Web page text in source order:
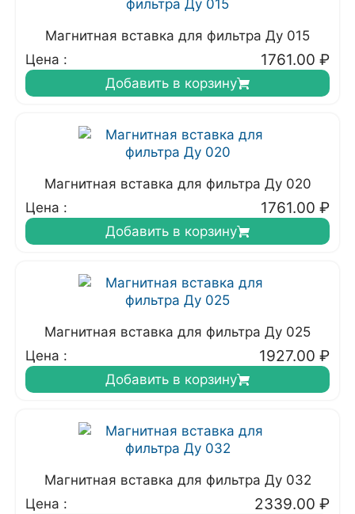
Магнитная вставка для фильтра Ду 015
Цена :
1761.00 ₽
Добавить в корзину
Магнитная вставка для фильтра Ду 020
Цена :
1761.00 ₽
Добавить в корзину
Магнитная вставка для фильтра Ду 025
Цена :
1927.00 ₽
Добавить в корзину
Магнитная вставка для фильтра Ду 032
Цена :
2339.00 ₽